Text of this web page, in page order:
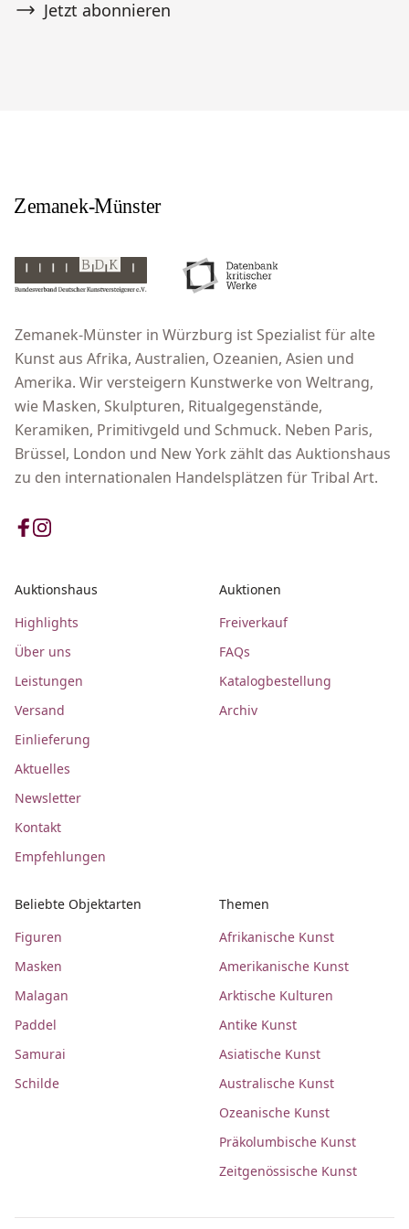
Jetzt abonnieren
Zemanek-Münster in Würzburg ist Spezialist für alte
Kunst aus Afrika, Australien, Ozeanien, Asien und
Amerika. Wir versteigern Kunstwerke von Weltrang,
wie Masken, Skulpturen, Ritualgegenstände,
Keramiken, Primitivgeld und Schmuck. Neben Paris,
Brüssel, London und New York zählt das Auktionshaus
zu den internationalen Handelsplätzen für Tribal Art.
Auktionshaus
Highlights
Über uns
Leistungen
Versand
Einlieferung
Aktuelles
Newsletter
Kontakt
Empfehlungen
Auktionen
Freiverkauf
FAQs
Katalogbestellung
Archiv
Beliebte Objektarten
Figuren
Masken
Malagan
Paddel
Samurai
Schilde
Themen
Afrikanische Kunst
Amerikanische Kunst
Arktische Kulturen
Antike Kunst
Asiatische Kunst
Australische Kunst
Ozeanische Kunst
Präkolumbische Kunst
Zeitgenössische Kunst